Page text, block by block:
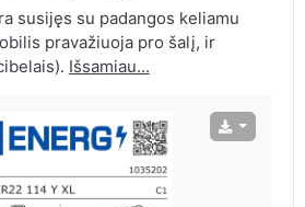
susijęs su padangos keliamu
pravažiuoja pro šalį, ir
Išsamiau...